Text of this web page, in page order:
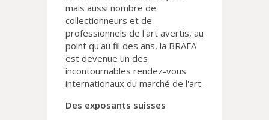
mais aussi nombre de
collectionneurs et de
professionnels de l'art avertis, au
point qu'au fil des ans, la BRAFA
est devenue un des
incontournables rendez-vous
internationaux du marché de l'art.
Des exposants suisses